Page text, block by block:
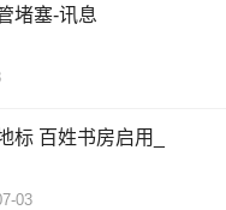
堵塞-讯息
标 百姓书房启用_
03